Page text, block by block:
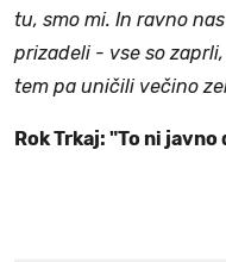
tu, smo mi. In ravno
prizadeli - vse so
tem pa uničili večino
Rok Trkaj: "To ni